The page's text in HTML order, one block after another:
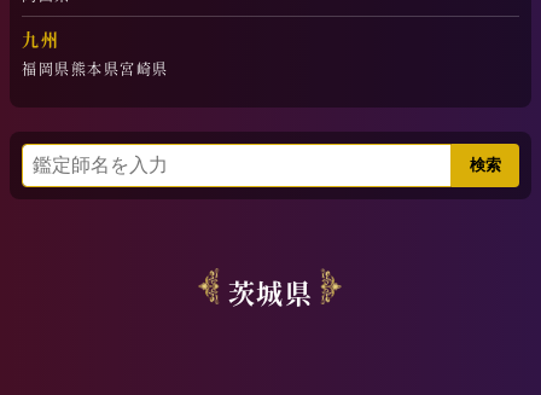
九州
福岡県熊本県宮崎県
茨城県